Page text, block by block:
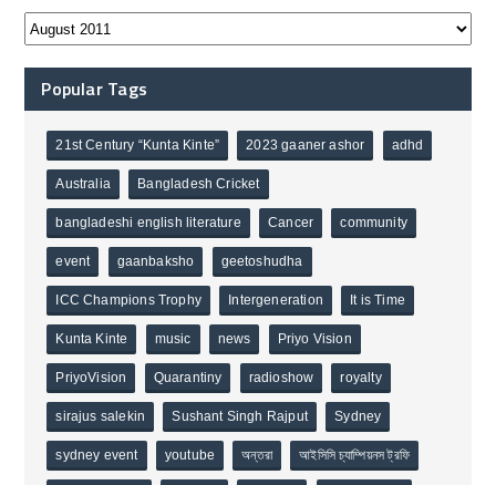
Popular Tags
21st Century “Kunta Kinte” 2023 gaaner ashor adhd
Australia Bangladesh Cricket
bangladeshi english literature Cancer community
event gaanbaksho geetoshudha
ICC Champions Trophy Intergeneration It is Time
Kunta Kinte music news Priyo Vision
PriyoVision Quarantiny radioshow royalty
sirajus salekin Sushant Singh Rajput Sydney
sydney event youtube অন্তরা আইসিসি চ্যাম্পিয়নস ট্রফি